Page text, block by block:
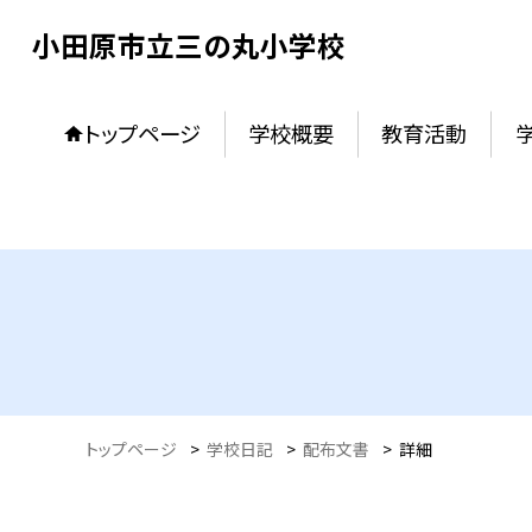
小田原市立三の丸小学校
トップページ 学校概要 教育活動
トップページ > 学校日記 > 配布文書 > 詳細